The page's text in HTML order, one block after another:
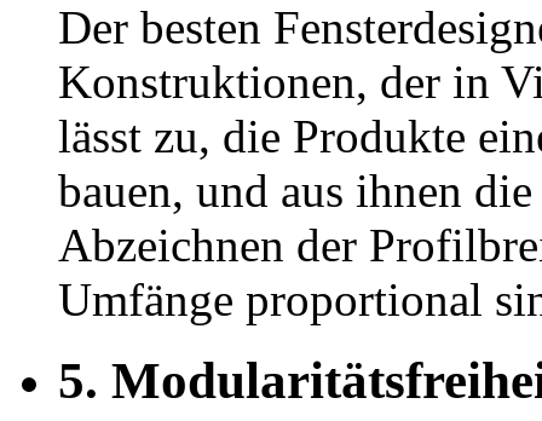
Der besten
Konstruktionen, der in
lässt zu, die Produkte
bauen, und aus ihnen
Abzeichnen der
Umfänge proportional
5.